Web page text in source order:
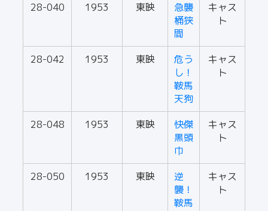
28-040 1953 東映
急襲
桶狭
間
キャス
ト
28-042 1953 東映
危う
し！
鞍馬
天狗
キャス
ト
28-048 1953 東映
快傑
黒頭
巾
キャス
ト
28-050 1953 東映
逆
襲！
鞍馬
キャス
ト